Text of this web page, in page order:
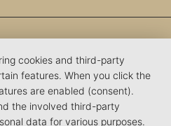
cookies and third-party
features. When you click the
are enabled (consent).
the involved third-party
data for various purposes.